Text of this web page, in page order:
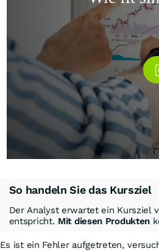
So handeln Sie das Kursziel
Der Analyst erwartet ein Kursziel
entspricht. Mit diesen Produkten
Es ist ein Fehler aufgetreten,